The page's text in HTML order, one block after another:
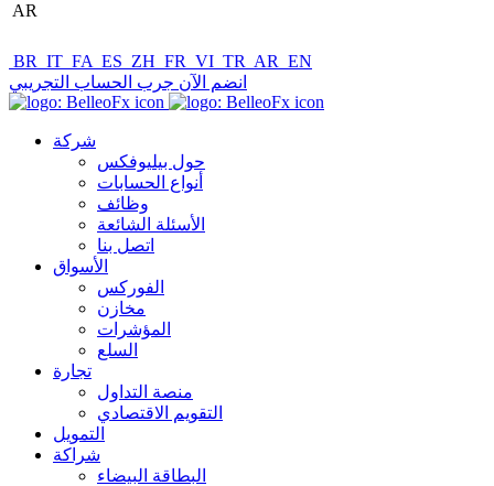
AR
BR IT FA ES ZH FR VI TR AR EN
انضم الآن جرب الحساب التجريبي
شركة
حول بيليوفكس
أنواع الحسابات
وظائف
الأسئلة الشائعة
اتصل بنا
الأسواق
الفوركس
مخازن
المؤشرات
السلع
تجارة
منصة التداول
التقويم الاقتصادي
التمويل
شراكة
البطاقة البيضاء